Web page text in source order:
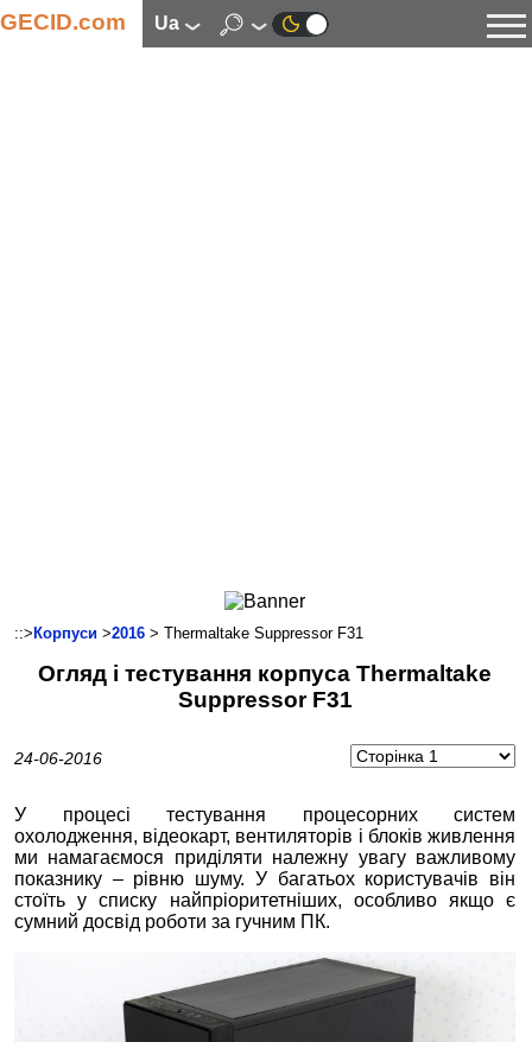
GECID.com ua
Смартфони
Комунікації
Автоелектроніка
::> Корпуси >2016 > Thermaltake Suppressor F31
Огляд і тестування корпуса Thermaltake
Suppressor F31
24-06-2016
У процесі тестування процесорних систем
охолодження, відеокарт, вентиляторів і блоків живлення
ми намагаємося приділяти належну увагу важливому
показнику – рівню шуму. У багатьох користувачів він
стоїть у списку найпріоритетніших, особливо якщо є
сумний досвід роботи за гучним ПК.